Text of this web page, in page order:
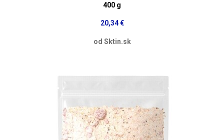
400 g
20,34 €
od Sktin.sk